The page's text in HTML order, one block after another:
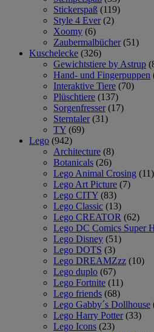
Stickerspaß (119)
Style 4 Ever (2)
Xoomy (6)
Zaubermalbücher (51)
Kuschelecke (326)
Gewichtstiere by Astrup
Hand- und Fingerpuppen
Interaktive Tiere (70)
Plüschtiere (137)
Sorgenfresser (17)
Sterntaler (31)
TY (69)
Lego (942)
Architecture (8)
Botanicals (26)
Lego Animal Crosing (11)
Lego Art Picture (7)
Lego CITY (83)
Lego Classic (13)
Lego CREATOR (62)
Lego DC Comics Super
Lego Disney (51)
Lego DOTS (3)
Lego DREAMZzz (10)
Lego duplo (67)
Lego Fortnite (11)
Lego friends (68)
Lego Gabby´s Dollhouse
Lego Harry Potter (33)
Lego Icons (23)